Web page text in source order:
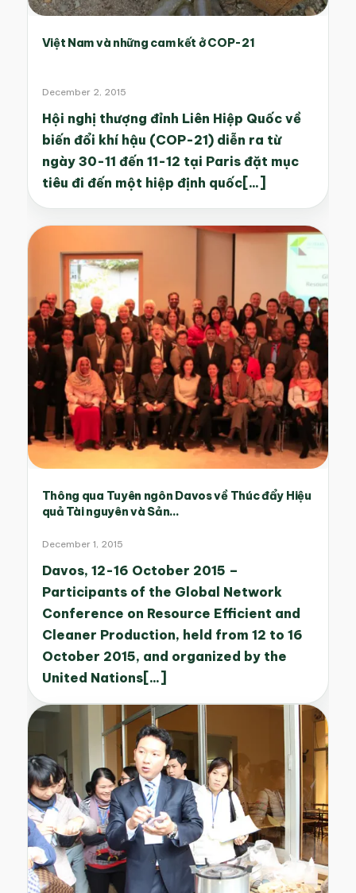
Việt Nam và những cam kết ở COP-21
December 2, 2015
Hội nghị thượng đỉnh Liên Hiệp Quốc về
biến đổi khí hậu (COP-21) diễn ra từ
ngày 30-11 đến 11-12 tại Paris đặt mục
tiêu đi đến một hiệp định quốc[...]
Thông qua Tuyên ngôn Davos về Thúc đẩy Hiệu
quả Tài nguyên và Sản...
December 1, 2015
Davos, 12-16 October 2015 –
Participants of the Global Network
Conference on Resource Efficient and
Cleaner Production, held from 12 to 16
October 2015, and organized by the
United Nations[...]